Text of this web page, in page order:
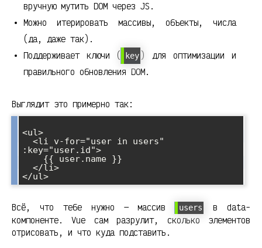
вручную мутить DOM через JS.
Можно итерировать массивы, объекты, числа
(да, даже так).
Поддерживает ключи (
key ) для оптимизации и
правильного обновления DOM.
Выглядит это примерно так:
<ul>
:key="user.id">
Всё, что тебе нужно — массив users
в data-
компоненте. Vue сам разрулит, сколько элементов
отрисовать, и что куда подставить.